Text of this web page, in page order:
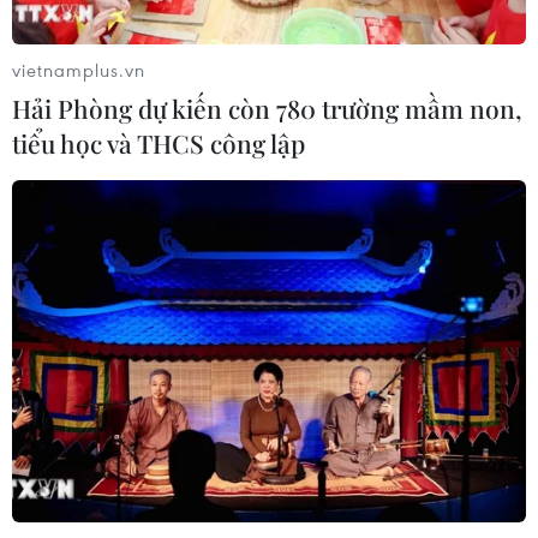
LIG-Hướng Hóa 1
08/08/2026 02:33
Áp dụng "luồng xanh" cho nhà đầu
tư dự án hạ tầng công nghiệp phía
Đông Đắk Lắk
08/08/2026 01:45
Quốc hội thảo luận dự án Luật Dầu
khí (sửa đổi), bảo đảm an ninh năng
lượng
08/08/2026 01:33
Việt Nam cần theo dõi chặt chẽ các
biện pháp phòng vệ thương mại tại
vietnamplus.vn
Hải Phòng dự kiến còn 780 trường mầm non,
tiểu học và THCS công lập